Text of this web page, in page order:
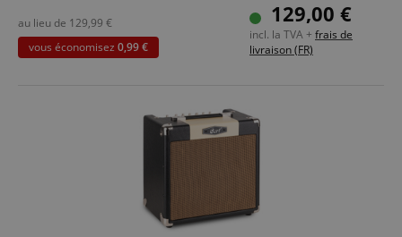
Incl. câble jack textile
129,00 €
incl. la TVA + frais de
livraison (FR)
au lieu de 129,99 €
vous économisez 0,99 €